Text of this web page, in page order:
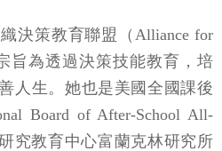
決策教育聯盟（Alliance for
旨為透過決策技能教育，培
人生。她也是美國全國課後
Board of After-School All-
究教育中心富蘭克林研究所